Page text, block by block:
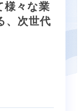
様々な業
、次世代